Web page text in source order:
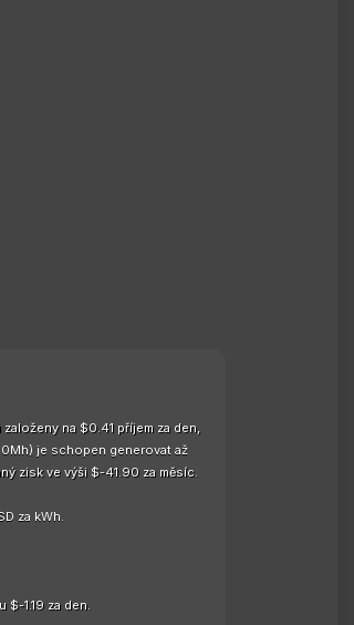
na $0.41 příjem za den,
je schopen generovat až
zisk ve výši $-41.90 za měsíc.
za kWh.
1.19 za den.